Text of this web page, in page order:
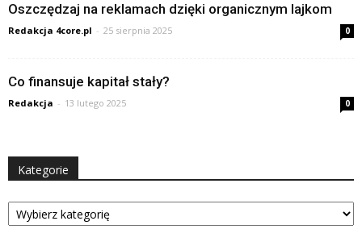
Oszczędzaj na reklamach dzięki organicznym lajkom
Redakcja 4core.pl - 25 sierpnia 2025 0
Co finansuje kapitał stały?
Redakcja - 13 lutego 2025 0
Kategorie
Kategorie